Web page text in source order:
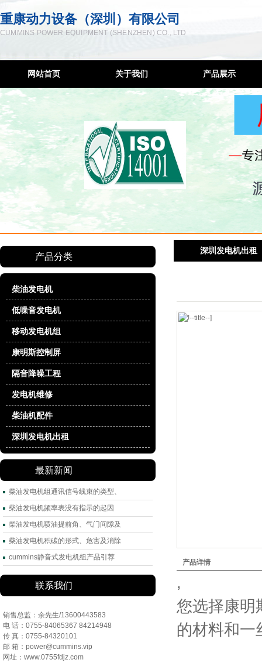
重康动力设备（深圳）有限公司
CUMMINS POWER EQUIPMENT (SHENZHEN) CO., LTD
网站首页 关于我们
联系方式
服务宗旨
售后网络
产品展示
柴油发电机
低噪音发电机
移动发电机组
康明斯控制屏
隔音降噪工程
柴油机配件
深圳发电机出租
产品分类
柴油发电机
低噪音发电机
移动发电机组
康明斯控制屏
隔音降噪工程
发电机维修
柴油机配件
深圳发电机出租
最新新闻
柴油发电机组通讯信号线束的类型、
柴油发电机频率表没有指示的起因
柴油发电机喷油提前角、气门间隙及
柴油发电机积碳的形式、危害及消除
cummins静音式发电机组产品引荐
联系我们
销售总监：余先生/13600443583
电 话：0755-84065367 84214948
传 真：0755-84320101
邮 箱：power@cummins.vip
网址：www.0755fdjz.com
深圳发电机出租
产品详情
,
您选择康明
的材料和一